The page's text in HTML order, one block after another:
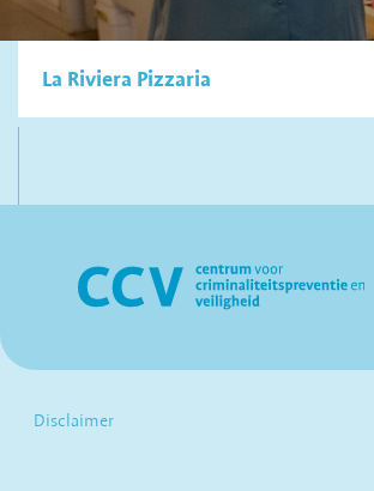
La Riviera Pizzaria
Disclaimer